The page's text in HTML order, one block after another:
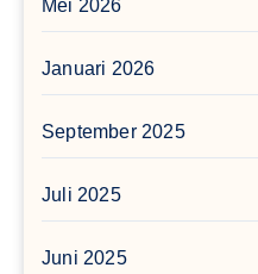
Mei 2026
Januari 2026
September 2025
Juli 2025
Juni 2025